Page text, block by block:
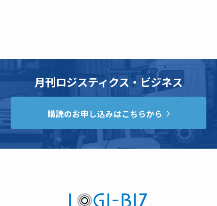
月刊ロジスティクス・ビジネス
購読のお申し込みはこちらから